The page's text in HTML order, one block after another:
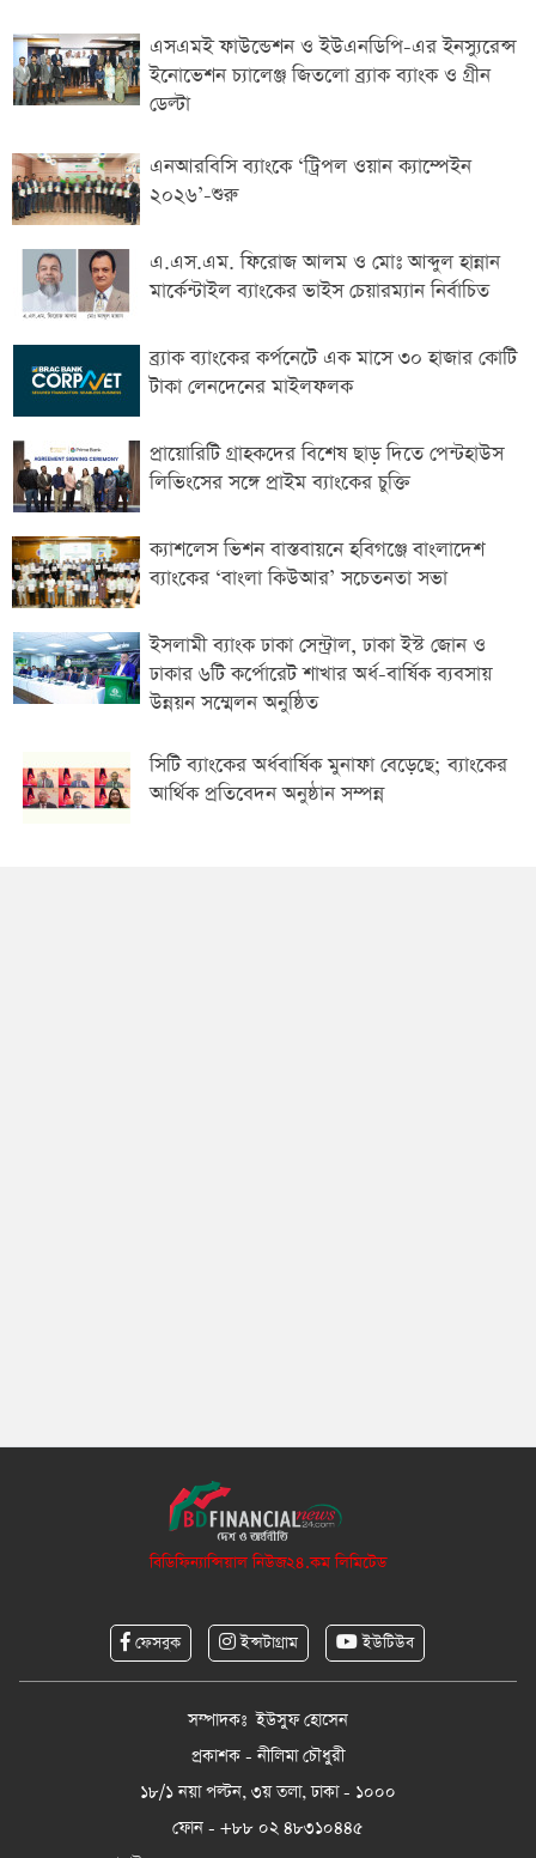
এসএমই ফাউন্ডেশন ও ইউএনডিপি-এর ইনস্যুরেন্স
ইনোভেশন চ্যালেঞ্জ জিতলো ব্র্যাক ব্যাংক ও গ্রীন
ডেল্টা
এনআরবিসি ব্যাংকে ‘ট্রিপল ওয়ান ক্যাম্পেইন
২০২৬’-শুরু
এ.এস.এম. ফিরোজ আলম ও মোঃ আব্দুল হান্নান
মার্কেন্টাইল ব্যাংকের ভাইস চেয়ারম্যান নির্বাচিত
ব্র্যাক ব্যাংকের কর্পনেটে এক মাসে ৩০ হাজার কোটি
টাকা লেনদেনের মাইলফলক
প্রায়োরিটি গ্রাহকদের বিশেষ ছাড় দিতে পেন্টহাউস
লিভিংসের সঙ্গে প্রাইম ব্যাংকের চুক্তি
ক্যাশলেস ভিশন বাস্তবায়নে হবিগঞ্জে বাংলাদেশ
ব্যাংকের ‘বাংলা কিউআর’ সচেতনতা সভা
ইসলামী ব্যাংক ঢাকা সেন্ট্রাল, ঢাকা ইস্ট জোন ও
ঢাকার ৬টি কর্পোরেট শাখার অর্ধ-বার্ষিক ব্যবসায়
উন্নয়ন সম্মেলন অনুষ্ঠিত
সিটি ব্যাংকের অর্ধবার্ষিক মুনাফা বেড়েছে; ব্যাংকের
আর্থিক প্রতিবেদন অনুষ্ঠান সম্পন্ন
বিডিফিন্যান্সিয়াল নিউজ২৪.কম লিমিটেড
ফেসবুক ইন্সটাগ্রাম ইউটিউব
সম্পাদকঃ ইউসুফ হোসেন
প্রকাশক - নীলিমা চৌধুরী
১৮/১ নয়া পল্টন, ৩য় তলা, ঢাকা - ১০০০
ফোন - +৮৮ ০২ ৪৮৩১০৪৪৫